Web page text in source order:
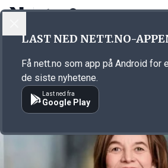
Annonsørinnhold
LAST NED NETT.NO-
Få nett.no som app på Android for
de siste nyhetene.
Last ned fra
Google Play